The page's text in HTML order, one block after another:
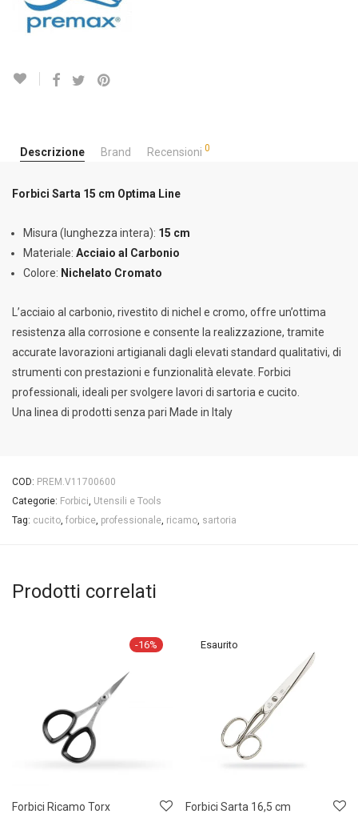
Descrizione Brand Recensioni 0
Forbici Sarta 15 cm Optima Line
Misura (lunghezza intera): 15 cm
Materiale: Acciaio al Carbonio
Colore: Nichelato Cromato
L’acciaio al carbonio, rivestito di nichel e cromo, offre un’ottima
resistenza alla corrosione e consente la realizzazione, tramite
accurate lavorazioni artigianali dagli elevati standard qualitativi, di
strumenti con prestazioni e funzionalità elevate. Forbici
professionali, ideali per svolgere lavori di sartoria e cucito.
Una linea di prodotti senza pari Made in Italy
COD: PREM.V11700600
Categorie: Forbici, Utensili e Tools
Tag: cucito, forbice, professionale, ricamo, sartoria
Prodotti correlati
-16%
Forbici Ricamo Torx
Forbici Sarta 16,5 cm